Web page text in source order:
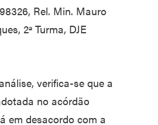
Rel. Min. Mauro
2ª Turma, DJE
verifica-se que a
no acórdão
em desacordo com a